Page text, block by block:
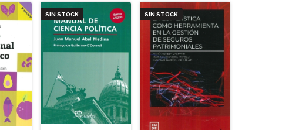
SIN STOCK SIN STOCK